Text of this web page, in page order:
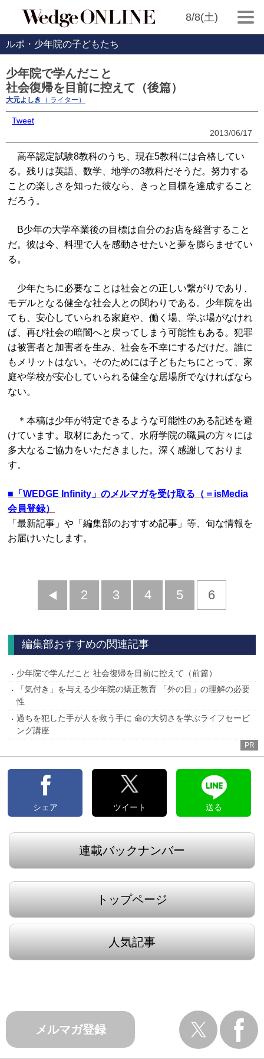
8/8(土)
ルポ・少年院の子どもたち
少年院で学んだこと
社会復帰を目前に控えて（後篇）
大元よしき （ ライター）
Tweet
2013/06/17
高卒認定試験8教科のうち、現在5教科には合格してい
る。残りは英語、数学、地学の3教科だそうだ。努力する
ことの楽しさを知った彼なら、きっと目標を達成すること
だろう。
B少年の大学卒業後の目標は自分のお店を経営すること
だ。彼は今、料理で人を感動させたいと夢を膨らませてい
る。
少年たちに必要なことは社会との正しい繋がりであり、
モデルとなる健全な社会人との関わりである。少年院を出
ても、安心していられる家庭や、働く場、学ぶ場がなけれ
ば、再び社会の暗闇へと戻ってしまう可能性もある。犯罪
は被害者と加害者を生み、社会を不幸にするだけだ。誰に
もメリットはない。そのためには子どもたちにとって、家
庭や学校が安心していられる健全な居場所でなければなら
ない。
＊本稿は少年が特定できるような可能性のある記述を避
けています。取材にあたって、水府学院の職員の方々には
多大なるご協力をいただきました。深く感謝しておりま
す。
■ 「WEDGE Infinity」のメルマガを受け取る（＝isMedia
会員登録）
「最新記事」や「編集部のおすすめ記事」等、旬な情報を
お届けいたします。
前
2 3 4 5 6
編集部おすすめの関連記事
少年院で学んだこと 社会復帰を目前に控えて（前篇）
「気付き」を与える少年院の矯正教育 「外の目」の理解の必要
性
過ちを犯した手が人を救う手に 命の大切さを学ぶライフセービ
ング講座
PR
シェア ツイート 送る
連載バックナンバー
トップページ
人気記事
メルマガ登録